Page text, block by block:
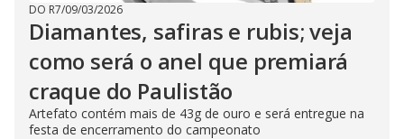
DO R7/09/03/2026
Diamantes, safiras e rubis; veja
como será o anel que premiará
craque do Paulistão
Artefato contém mais de 43g de ouro e será entregue na
festa de encerramento do campeonato